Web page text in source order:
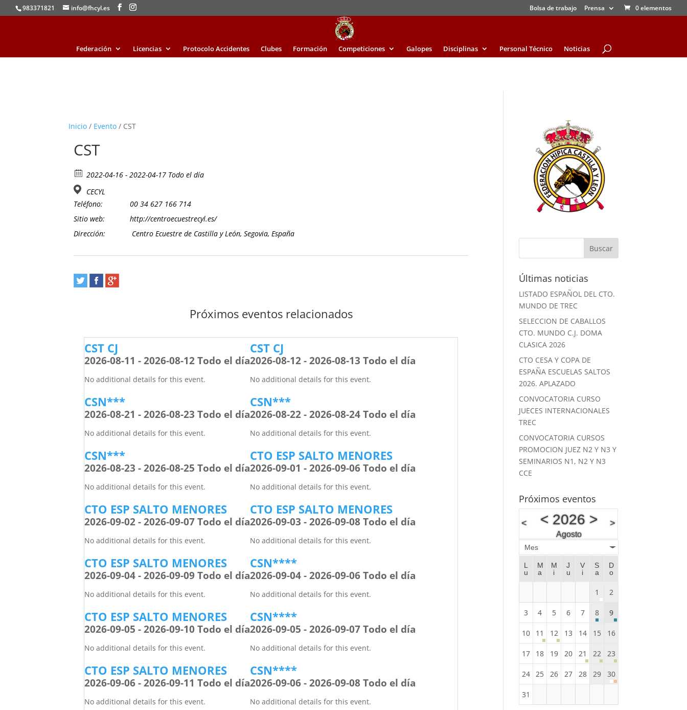
983371821 info@fhcyl.es Bolsa de trabajo Prensa 0 elementos
Federación Licencias Protocolo Accidentes Clubes Formación Competiciones Galopes Disciplinas Personal Técnico Noticias
Inicio / Evento / CST
CST
2022-04-16 - 2022-04-17 Todo el día
CECYL
Teléfono:
00 34 627 166 714
Sitio web:
http://centroecuestrecyl.es/
Dirección:
Centro Ecuestre de Castilla y León, Segovia, España
Próximos eventos relacionados
CST CJ
2026-08-11 - 2026-08-12 Todo el día
No additional details for this event.
CST CJ
2026-08-12 - 2026-08-13 Todo el día
No additional details for this event.
CSN***
2026-08-21 - 2026-08-23 Todo el día
No additional details for this event.
CSN***
2026-08-22 - 2026-08-24 Todo el día
No additional details for this event.
CSN***
2026-08-23 - 2026-08-25 Todo el día
No additional details for this event.
CTO ESP SALTO MENORES
2026-09-01 - 2026-09-06 Todo el día
No additional details for this event.
CTO ESP SALTO MENORES
2026-09-02 - 2026-09-07 Todo el día
No additional details for this event.
CTO ESP SALTO MENORES
2026-09-03 - 2026-09-08 Todo el día
No additional details for this event.
CTO ESP SALTO MENORES
2026-09-04 - 2026-09-09 Todo el día
No additional details for this event.
CSN****
2026-09-04 - 2026-09-06 Todo el día
No additional details for this event.
CTO ESP SALTO MENORES
2026-09-05 - 2026-09-10 Todo el día
No additional details for this event.
CSN****
2026-09-05 - 2026-09-07 Todo el día
No additional details for this event.
CTO ESP SALTO MENORES
2026-09-06 - 2026-09-11 Todo el día
No additional details for this event.
CSN****
2026-09-06 - 2026-09-08 Todo el día
No additional details for this event.
Últimas noticias
LISTADO ESPAÑOL DEL CTO.
MUNDO DE TREC
SELECCION DE CABALLOS
CTO. MUNDO C.J. DOMA
CLASICA 2026
CTO CESA Y COPA DE
ESPAÑA ESCUELAS SALTOS
2026. APLAZADO
CONVOCATORIA CURSO
JUECES INTERNACIONALES
TREC
CONVOCATORIA CURSOS
PROMOCION JUEZ N2 Y N3 Y
SEMINARIOS N1, N2 Y N3
CCE
Próximos eventos
< <2026 >
Agosto
>
Mes
L
u
M
a
M
i
J
u
V
i
S
a
D
o
1 2
3 4 5 6 7 8 9
10 11 12 13 14 15 16
17 18 19 20 21 22 23
24 25 26 27 28 29 30
31